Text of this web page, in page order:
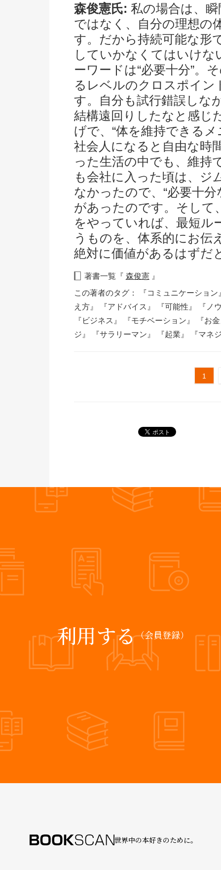
森俊憲氏: 私の場合は、
ではなく、自分の理想の
す。だから持続可能な形
していかなくてはいけ
ーワードは“必要十分”。
るレベルのクロスポイ
す。自分も試行錯誤しな
結構遠回りしたなと感じ
げで、“体を維持できる
社会人になると自由な時
った生活の中でも、維持
も会社に入った頃は、ジ
なかったので、“必要十
があったのです。そして
をやっていれば、最短ル
うものを、体系的にお伝
絶対に価値があるはずだ
著書一覧『 森俊憲 』
この著者のタグ：
『コミュニケーショ
え方』
『アドバイス』 『可能性』
『ノ
『ビジネス』
『モチベーション』
『お
ジ』
『サラリーマン』 『起業』 『マネ
1
利用する（会員登録）
世界中の本好きのために。